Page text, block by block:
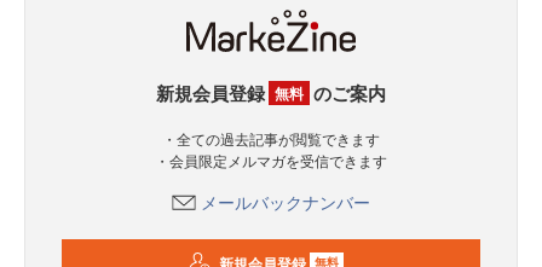
新規会員登録 無料 のご案内
・全ての過去記事が閲覧できます
・会員限定メルマガを受信できます
メールバックナンバー
無料